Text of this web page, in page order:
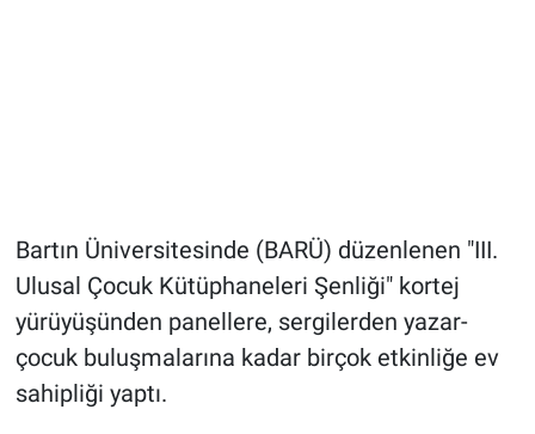
Bartın Üniversitesinde (BARÜ) düzenlenen "III.
Ulusal Çocuk Kütüphaneleri Şenliği" kortej
yürüyüşünden panellere, sergilerden yazar-
çocuk buluşmalarına kadar birçok etkinliğe ev
sahipliği yaptı.